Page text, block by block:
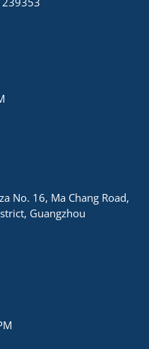
No. 16, Ma Chang Road,
Guangzhou